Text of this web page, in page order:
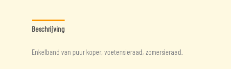
Beschrijving
Enkelband van puur koper, voetensieraad, zomersieraad.